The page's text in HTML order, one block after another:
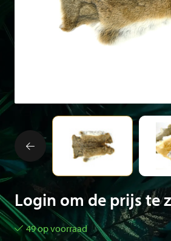
Login om de prijs te
49 op voorraad